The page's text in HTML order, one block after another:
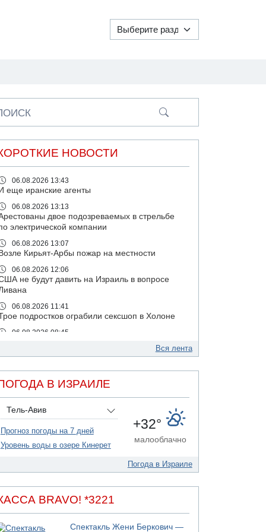
НОВОСТИ
06.08.2026 13:43
И еще иранские агенты
06.08.2026 13:13
двое подозреваемых в стрельбе
электрической компании
06.08.2026 13:07
Возле Кирьят-Арбы пожар на местности
06.08.2026 12:06
не будут давить на Израиль в вопросе
06.08.2026 11:41
подростков ограбили сексшоп в Холоне
06.08.2026 08:45
06.08.2026 08:11
атака на российский НПЗ
05.08.2026 18:30
противоракетной обороны "Хец"
05.08.2026 18:28
МАДА призывает израильтян срочно сдавать
кровь
Бывший посол Израиля в ООН Гилад Эрдан
партии
05.08.2026 13:49
севере Израиля на берег выбросило тело
Вся лента
В ИЗРАИЛЕ
Тель-Авив
Прогноз погоды на 7 дней
Уровень воды в озере Кинерет
+32°
малооблачно
Погода в Израиле
BRAVO! *3221
Спектакль Жени Беркович —